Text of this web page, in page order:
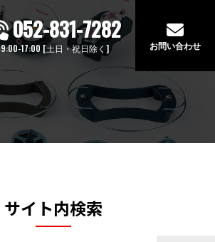
052-831-7282
9:00-17:00 [土日・祝日除く] お問い合わせ
サイト内検索